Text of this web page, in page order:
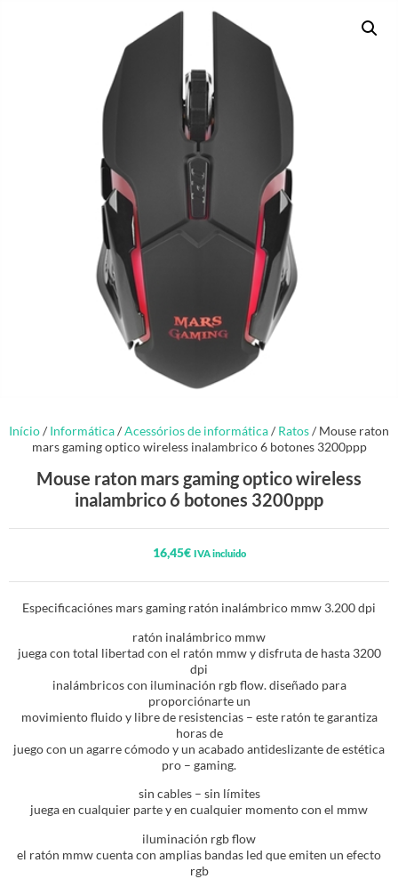
Início/ Informática/Acessórios de informática/ Ratos/ Mouse raton
mars gaming optico wireless inalambrico 6 botones 3200ppp
Mouse raton mars gaming optico wireless
inalambrico 6 botones 3200ppp
16,45€ IVA incluido
Especificaciónes mars gaming ratón inalámbrico mmw 3.200 dpi
ratón inalámbrico mmw
juega con total libertad con el ratón mmw y disfruta de hasta 3200
dpi
inalámbricos con iluminación rgb flow. diseñado para
proporciónarte un
movimiento fluido y libre de resistencias – este ratón te garantiza
horas de
juego con un agarre cómodo y un acabado antideslizante de estética
pro – gaming.
sin cables – sin límites
juega en cualquier parte y en cualquier momento con el mmw
iluminación rgb flow
el ratón mmw cuenta con amplias bandas led que emiten un efecto
rgb